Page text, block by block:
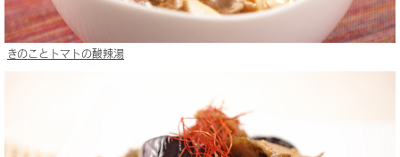
きのことトマトの酸辣湯